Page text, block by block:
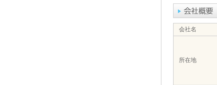
会社名
所在地